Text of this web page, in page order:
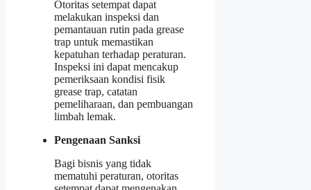
Otoritas setempat dapat
melakukan inspeksi dan
pemantauan rutin pada grease
trap untuk memastikan
kepatuhan terhadap peraturan.
Inspeksi ini dapat mencakup
pemeriksaan kondisi fisik
grease trap, catatan
pemeliharaan, dan pembuangan
limbah lemak.
Pengenaan Sanksi
Bagi bisnis yang tidak
mematuhi peraturan, otoritas